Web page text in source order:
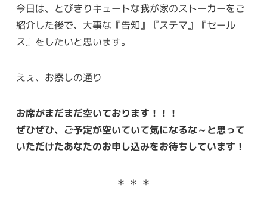
今日は、とびきりキュートな我が家のストーカーをご
紹介した後で、大事な『告知』『ステマ』『セール
ス』をしたいと思います。
えぇ、お察しの通り
お席がまだまだ空いております！！！
ぜひぜひ、ご予定が空いていて気になるな～と思って
いただけたあなたのお申し込みをお待ちしています！
＊ ＊ ＊